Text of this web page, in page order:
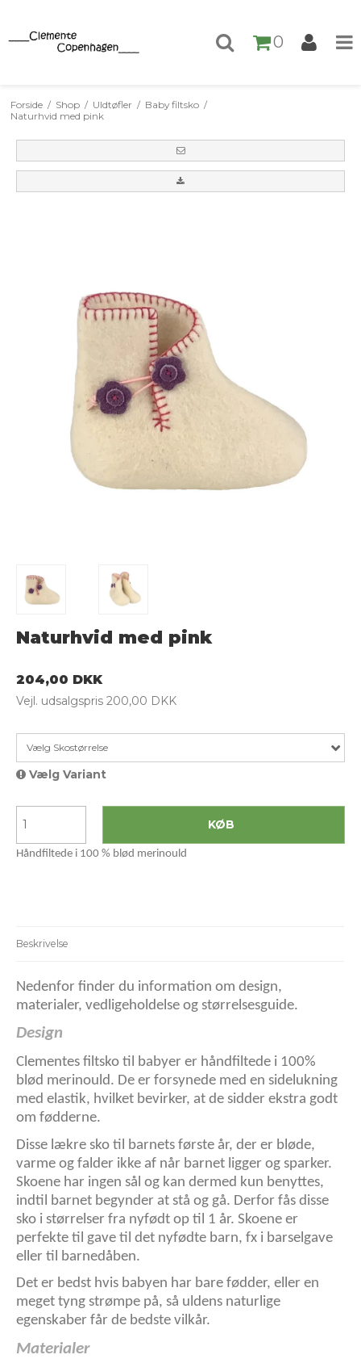
0
Forside / Shop / Uldtøfler / Baby filtsko /
Naturhvid med pink
Naturhvid med pink
204,00 DKK
Vejl. udsalgspris 200,00 DKK
Vælg Skostørrelse
Vælg Variant
KØB
Håndfiltede i 100 % blød merinould
Beskrivelse
Nedenfor finder du information om design,
materialer, vedligeholdelse og størrelsesguide.
Design
Clementes filtsko til babyer er håndfiltede i 100%
blød merinould. De er forsynede med en sidelukning
med elastik, hvilket bevirker, at de sidder ekstra godt
om fødderne.
Disse lækre sko til barnets første år, der er bløde,
varme og falder ikke af når barnet ligger og sparker.
Skoene har ingen sål og kan dermed kun benyttes,
indtil barnet begynder at stå og gå. Derfor fås disse
sko i størrelser fra nyfødt op til 1 år. Skoene er
perfekte til gave til det nyfødte barn, fx i barselgave
eller til barnedåben.
Det er bedst hvis babyen har bare fødder, eller en
meget tyng strømpe på, så uldens naturlige
egenskaber får de bedste vilkår.
Materialer